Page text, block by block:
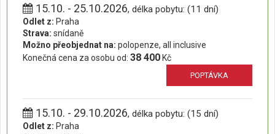
15.10. - 25.10.2026, délka pobytu: (11 dní)
Odlet z: Praha
Strava: snídaně
Možno přeobjednat na: polopenze, all inclusive
Konečná cena za osobu od: 38 400 Kč
POPTÁVKA
15.10. - 29.10.2026, délka pobytu: (15 dní)
Odlet z: Praha